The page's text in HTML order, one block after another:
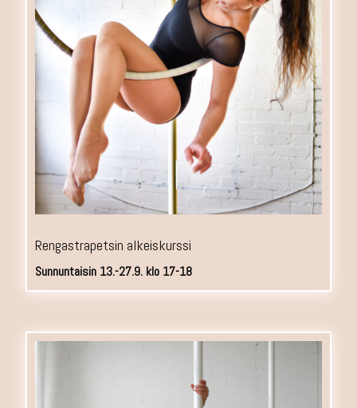
Rengastrapetsin alkeiskurssi
Sunnuntaisin 13.-27.9. klo 17-18